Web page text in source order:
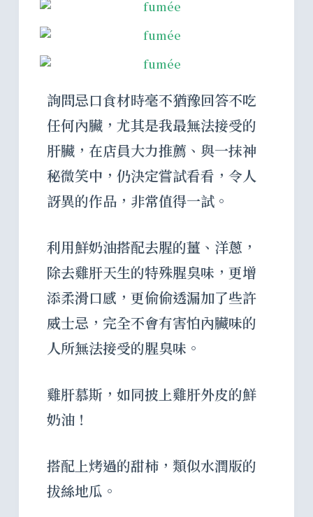
詢問忌口食材時毫不猶豫回答不吃
任何內臟，尤其是我最無法接受的
肝臟，在店員大力推薦、與一抹神
秘微笑中，仍決定嘗試看看，令人
訝異的作品，非常值得一試。
利用鮮奶油搭配去腥的薑、洋蔥，
除去雞肝天生的特殊腥臭味，更增
添柔滑口感，更偷偷透漏加了些許
威士忌，完全不會有害怕內臟味的
人所無法接受的腥臭味。
雞肝慕斯，如同披上雞肝外皮的鮮
奶油！
搭配上烤過的甜柿，類似水潤版的
拔絲地瓜。